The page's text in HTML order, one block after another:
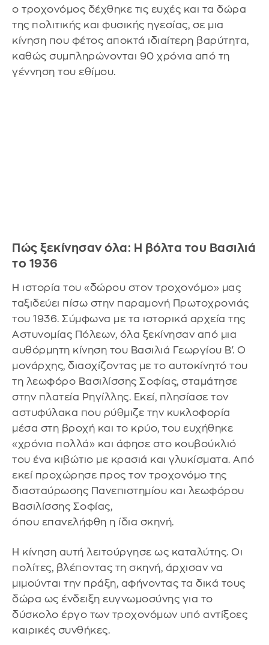
ο τροχονόμος δέχθηκε τις ευχές και τα δώρα
της πολιτικής και φυσικής ηγεσίας, σε μια
κίνηση που φέτος αποκτά ιδιαίτερη βαρύτητα,
καθώς συμπληρώνονται 90 χρόνια από τη
γέννηση του εθίμου.
​Πώς ξεκίνησαν όλα: Η βόλτα του Βασιλιά
το 1936
Η ιστορία του «δώρου στον τροχονόμο» μας
ταξιδεύει πίσω στην παραμονή Πρωτοχρονιάς
του 1936. Σύμφωνα με τα ιστορικά αρχεία της
Αστυνομίας Πόλεων, όλα ξεκίνησαν από μια
αυθόρμητη κίνηση του Βασιλιά Γεωργίου Β'. Ο
μονάρχης, διασχίζοντας με το αυτοκίνητό του
τη λεωφόρο Βασιλίσσης Σοφίας, σταμάτησε
στην πλατεία Ρηγίλλης. Εκεί, πλησίασε τον
αστυφύλακα που ρύθμιζε την κυκλοφορία
μέσα στη βροχή και το κρύο, του ευχήθηκε
«χρόνια πολλά» και άφησε στο κουβούκλιό
του ένα κιβώτιο με κρασιά και γλυκίσματα. Από
εκεί προχώρησε προς τον τροχονόμο της
διασταύρωσης Πανεπιστημίου και λεωφόρου
Βασιλίσσης Σοφίας,
όπου επανελήφθη η ίδια σκηνή.
​Η κίνηση αυτή λειτούργησε ως καταλύτης. Οι
πολίτες, βλέποντας τη σκηνή, άρχισαν να
μιμούνται την πράξη, αφήνοντας τα δικά τους
δώρα ως ένδειξη ευγνωμοσύνης για το
δύσκολο έργο των τροχονόμων υπό αντίξοες
καιρικές συνθήκες.